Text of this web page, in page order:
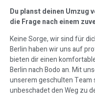
Du planst deinen Umzug
die Frage nach einem
Keine Sorge, wir sind für
Berlin haben wir uns auf
bieten dir einen
Berlin nach Bodo an. Mit
unserem geschulten Team
unbeschadet den Weg zu